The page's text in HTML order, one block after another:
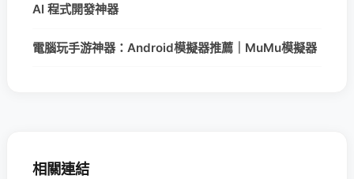
AI 程式開發神器
電腦玩手游神器：Android模擬器推薦｜MuMu模擬器
相關連結